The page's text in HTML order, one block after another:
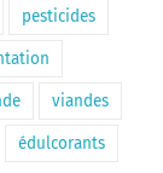
pesticides
viandes
édulcorants